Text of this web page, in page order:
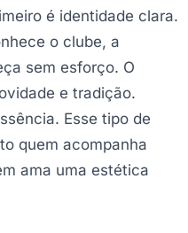
é identidade clara.
o clube, a
sem esforço. O
e tradição.
Esse tipo de
quem acompanha
ama uma estética